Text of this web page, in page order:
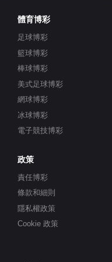
體育博彩
足球博彩
籃球博彩
棒球博彩
美式足球博彩
網球博彩
冰球博彩
電子競技博彩
政策
責任博彩
條款和細則
隱私權政策
Cookie 政策